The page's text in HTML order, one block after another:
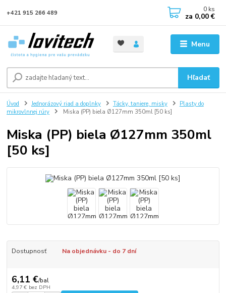
Menu
Hľadať
+421 915 266 489 0 ks
za 0,00 €
Úvod Jednorázový riad a doplnky Tácky, taniere, misky
Plasty do
mikrovlnnej rúry
Miska (PP) biela Ø127mm 350ml [50 ks]
Miska (PP) biela Ø127mm 350ml
[50 ks]
Dostupnosť Na objednávku - do 7 dní
6,11 €/bal
4,97 € bez DPH